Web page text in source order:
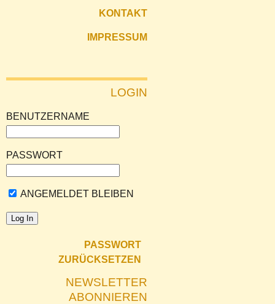
KONTAKT
IMPRESSUM
LOGIN
BENUTZERNAME
PASSWORT
ANGEMELDET BLEIBEN
PASSWORT
ZURÜCKSETZEN
NEWSLETTER
ABONNIEREN